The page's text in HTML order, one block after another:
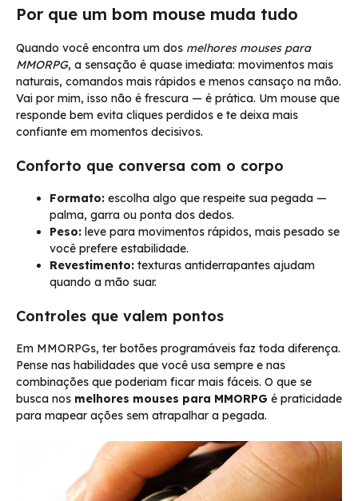
Por que um bom mouse muda tudo
Quando você encontra um dos melhores mouses para
MMORPG, a sensação é quase imediata: movimentos mais
naturais, comandos mais rápidos e menos cansaço na mão.
Vai por mim, isso não é frescura — é prática. Um mouse que
responde bem evita cliques perdidos e te deixa mais
confiante em momentos decisivos.
Conforto que conversa com o corpo
Formato: escolha algo que respeite sua pegada —
palma, garra ou ponta dos dedos.
Peso: leve para movimentos rápidos, mais pesado se
você prefere estabilidade.
Revestimento: texturas antiderrapantes ajudam
quando a mão suar.
Controles que valem pontos
Em MMORPGs, ter botões programáveis faz toda diferença.
Pense nas habilidades que você usa sempre e nas
combinações que poderiam ficar mais fáceis. O que se
busca nos melhores mouses para MMORPG é praticidade
para mapear ações sem atrapalhar a pegada.